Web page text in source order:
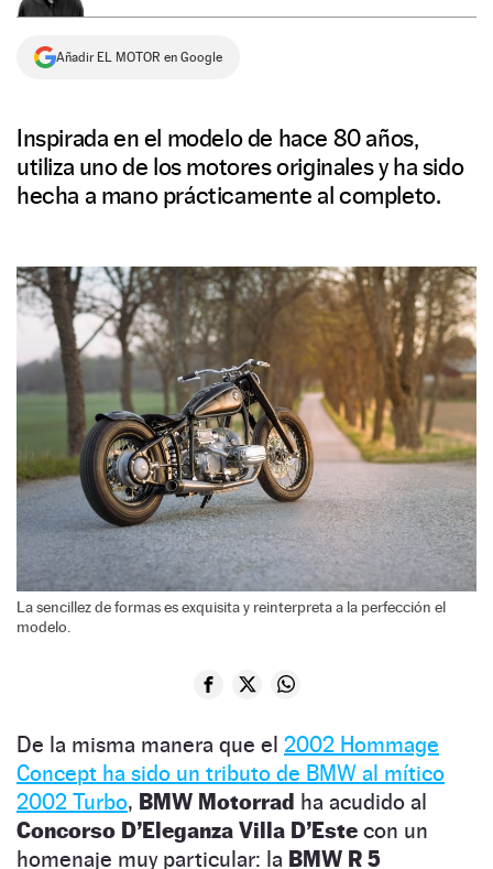
Añadir EL MOTOR en Google
Inspirada en el modelo de hace 80 años,
utiliza uno de los motores originales y ha sido
hecha a mano prácticamente al completo.
La sencillez de formas es exquisita y reinterpreta a la perfección el
modelo.
De la misma manera que el 2002 Hommage
Concept ha sido un tributo de BMW al mítico
2002 Turbo, BMW Motorrad ha acudido al
Concorso D’Eleganza Villa D’Este con un
homenaje muy particular: la BMW R 5